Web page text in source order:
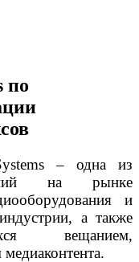
по
– одна из
на рынке
и
а также
вещанием,